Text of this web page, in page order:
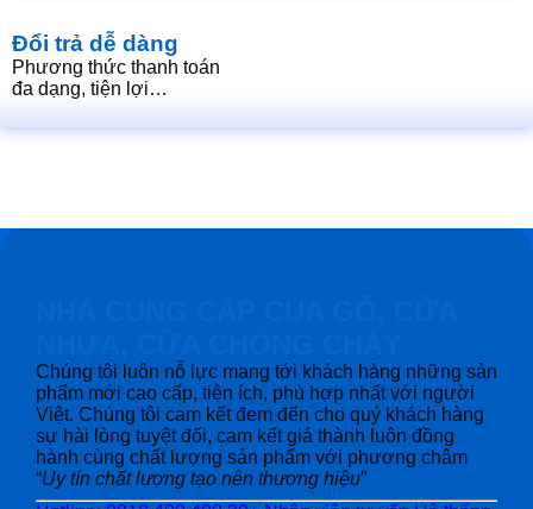
Đổi trả dễ dàng
Phương thức thanh toán
đa dạng, tiện lợi…
Chúng tôi luôn nỗ lực mang tới khách hàng những sản
phẩm mới cao cấp, tiện ích, phù hợp nhất với người
Việt. Chúng tôi cam kết đem đến cho quý khách hàng
sự hài lòng tuyệt đối, cam kết giá thành luôn đồng
hành cùng chất lượng sản phẩm với phương châm
“Uy tín chất lượng tạo nên thương hiệu”